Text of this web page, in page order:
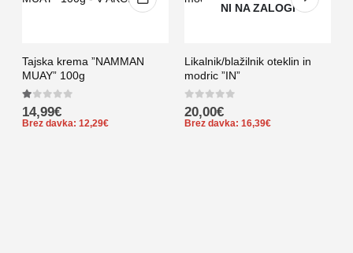
Tajska krema ”NAMMAN
MUAY” 100g
1.00out of 5
14,99€
Brez davka: 12,29€
NI NA ZALOGI
Likalnik/blažilnik oteklin in
modric ”IN”
0out of 5
20,00€
Brez davka: 16,39€